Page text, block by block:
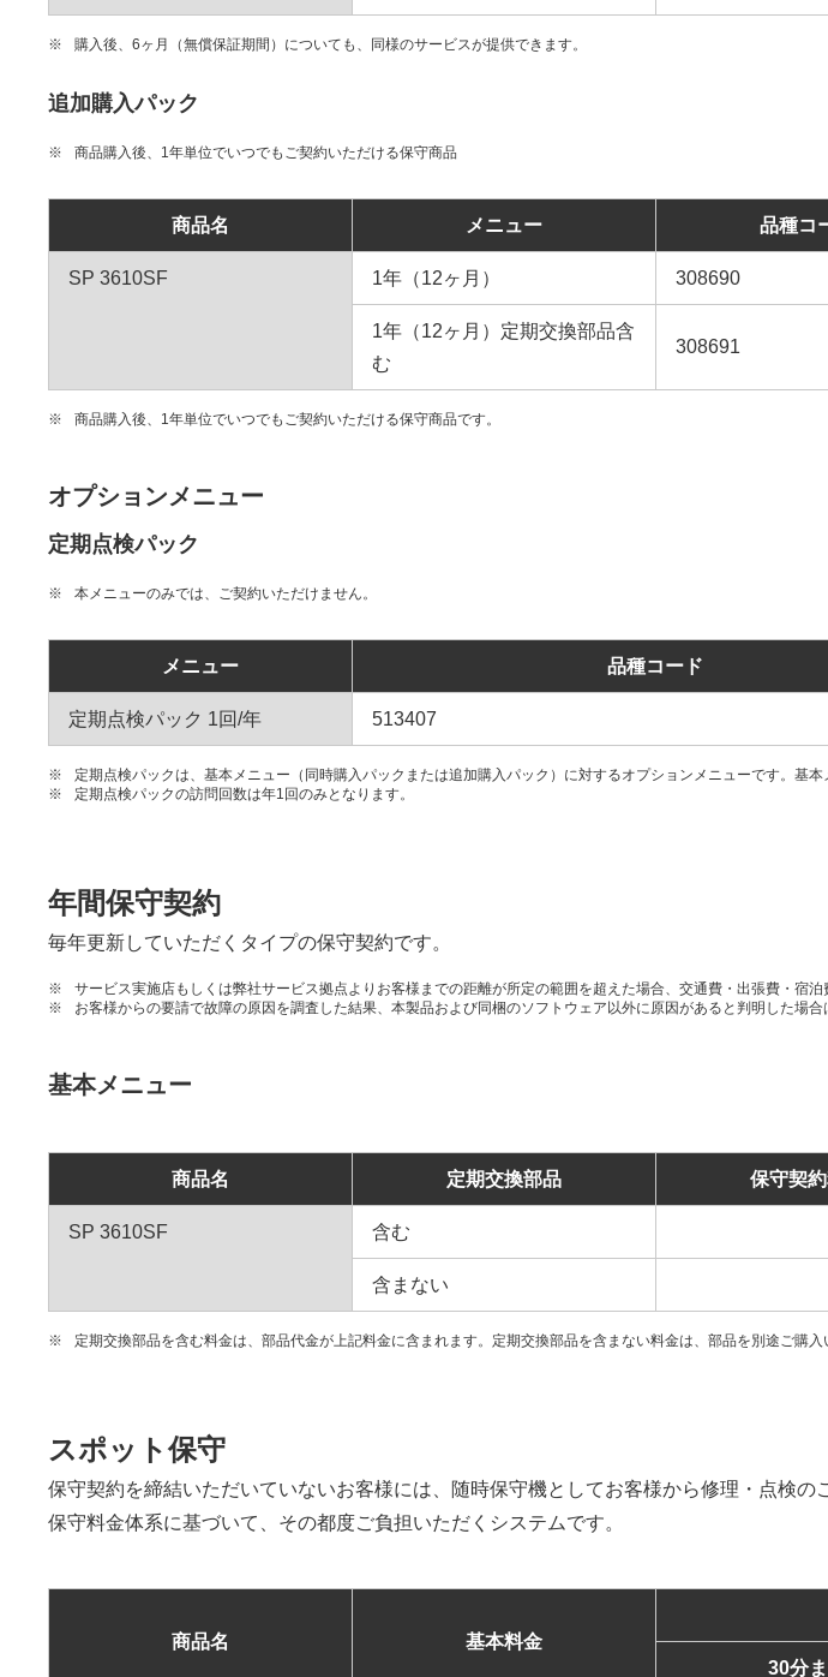
※ 購入後、6ヶ月（無償保証期間）についても、同様のサービスが提供できます。
追加購入パック
※ 商品購入後、1年単位でいつでもご契約いただける保守商品
商品名 メニュー 品種コ
SP 3610SF 1年（12ヶ月） 308690
1年（12ヶ月）定期交換部品含
む
308691
※ 商品購入後、1年単位でいつでもご契約いただける保守商品です。
オプションメニュー
定期点検パック
※ 本メニューのみでは、ご契約いただけません。
メニュー 品種コード
定期点検パック 1回/年 513407
※
定期点検パックは、基本メニュー（同時購入パックまたは追加購入パック）に対するオプションメニューです。基
※
定期点検パックの訪問回数は年1回のみとなります。
年間保守契約
毎年更新していただくタイプの保守契約です。
※
サービス実施店もしくは弊社サービス拠点よりお客様までの距離が所定の範囲を超えた場合、交通費・出張費・宿泊
※
お客様からの要請で故障の原因を調査した結果、本製品および同梱のソフトウェア以外に原因があると判明した場
基本メニュー
商品名 定期交換部品 保守契
SP 3610SF 含む
含まない
※ 定期交換部品を含む料金は、部品代金が上記料金に含まれます。定期交換部品を含まない料金は、部品を別途ご購入
スポット保守
保守契約を締結いただいていないお客様には、随時保守機としてお客様から修理・点検
保守料金体系に基づいて、その都度ご負担いただくシステムです。
商品名 基本料金
30分